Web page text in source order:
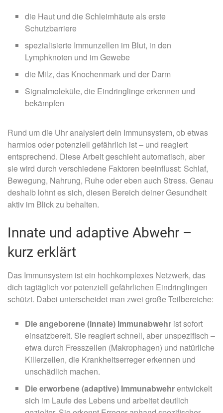
die Haut und die Schleimhäute als erste
Schutzbarriere
spezialisierte Immunzellen im Blut, in den
Lymphknoten und im Gewebe
die Milz, das Knochenmark und der Darm
Signalmoleküle, die Eindringlinge erkennen und
bekämpfen
Rund um die Uhr analysiert dein Immunsystem, ob etwas
harmlos oder potenziell gefährlich ist – und reagiert
entsprechend. Diese Arbeit geschieht automatisch, aber
sie wird durch verschiedene Faktoren beeinflusst: Schlaf,
Bewegung, Nahrung, Ruhe oder eben auch Stress. Genau
deshalb lohnt es sich, diesen Bereich deiner Gesundheit
aktiv im Blick zu behalten.
Innate und adaptive Abwehr –
kurz erklärt
Das Immunsystem ist ein hochkomplexes Netzwerk, das
dich tagtäglich vor potenziell gefährlichen Eindringlingen
schützt. Dabei unterscheidet man zwei große Teilbereiche:
Die angeborene (innate) Immunabwehr ist sofort
einsatzbereit. Sie reagiert schnell, aber unspezifisch –
etwa durch Fresszellen (Makrophagen) und natürliche
Killerzellen, die Krankheitserreger erkennen und
unschädlich machen.
Die erworbene (adaptive) Immunabwehrentwickelt
sich im Laufe des Lebens und arbeitet deutlich